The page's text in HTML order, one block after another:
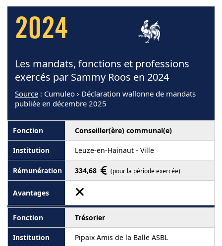
2024
Les mandats, fonctions et professions
exercés par Sammy Roos en 2024
Source : Cumuleo › Déclaration wallonne de mandats
publiée en décembre 2025
Conseiller(ère) communal(e)
Leuze-en-Hainaut - Ville
334,68 (pour la période exercée)
Trésorier
Pipaix Amis de la Balle ASBL